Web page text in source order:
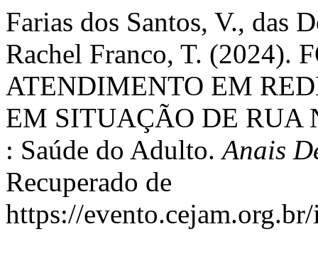
Farias dos Santos, V., das
Rachel Franco, T. (2024).
ATENDIMENTO EM
EM SITUAÇÃO DE RUA
: Saúde do Adulto.Anais
Recuperado de
https://